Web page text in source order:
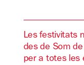
Les festivitats
des de Som
per a totes les